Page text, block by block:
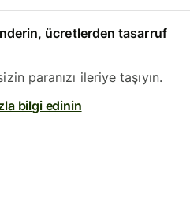
ücretlerden tasarruf
paranızı ileriye taşıyın.
bilgi edinin